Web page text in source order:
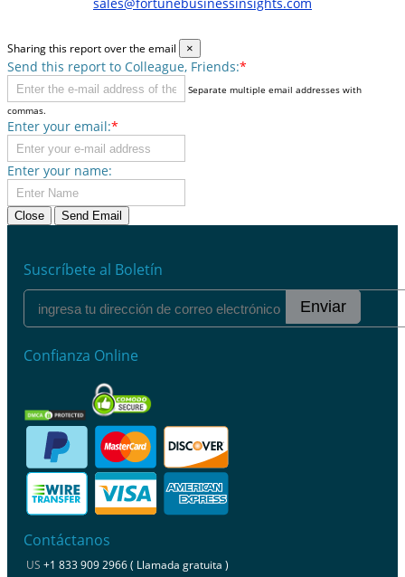
Sharing this report over the email ×
Send this report to Colleague, Friends:*
Separate multiple email addresses with
commas.
Enter your email:*
Enter your name:
Close Send Email
Suscríbete al Boletín
Enviar
Confianza Online
Contáctanos
US +1 833 909 2966 ( Llamada gratuita )